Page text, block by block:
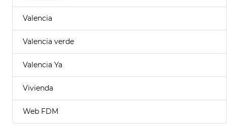
Valencia
Valencia verde
Valencia Ya
Vivienda
Web FDM